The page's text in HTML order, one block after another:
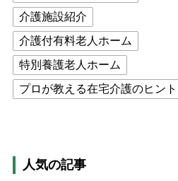
介護施設紹介
介護付有料老人ホーム
特別養護老人ホーム
プロが教える在宅介護のヒント
猫が母になつきません
人気の記事